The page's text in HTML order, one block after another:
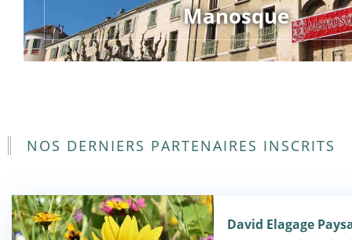
Manosque
NOS DERNIERS PARTENAIRES INSCRITS
David Elagage